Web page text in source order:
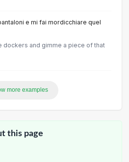
e mi fai mordicchiare quel
dockers and gimme a piece of that
more examples
this page